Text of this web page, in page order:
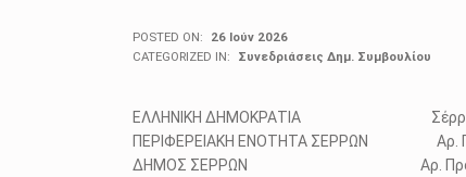
POSTED ON:
26 Ιούν 2026
CATEGORIZED IN:
Συνεδριάσεις Δημ. Συμβουλίου
ΕΛΛΗΝΙΚΗ ΔΗΜΟΚΡΑΤΙΑ Σέρρες
ΠΕΡΙΦΕΡΕΙΑΚΗ ΕΝΟΤΗΤΑ ΣΕΡΡΩΝ Αρ.
ΔΗΜΟΣ ΣΕΡΡΩΝ Αρ.